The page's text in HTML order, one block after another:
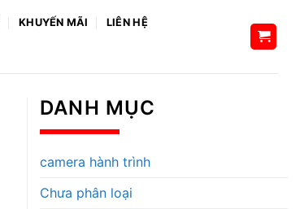
KHUYẾN MÃI
LIÊN HỆ
DANH MỤC
camera hành trình
Chưa phân loại